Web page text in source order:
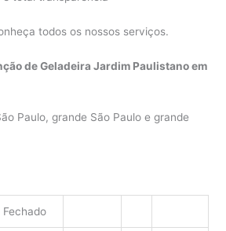
todos os nossos serviços.
de Geladeira Jardim Paulistano em
Paulo, grande São Paulo e grande
Fechado